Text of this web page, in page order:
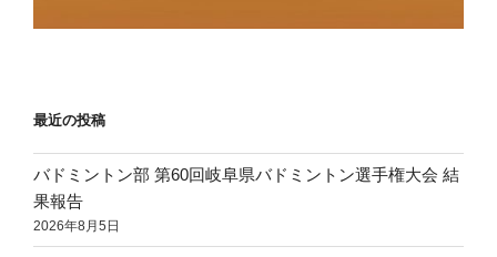
最近の投稿
バドミントン部 第60回岐阜県バドミントン選手権大会 結
果報告
2026年8月5日